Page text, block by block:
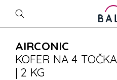
AIRCONIC
KOFER NA 4
| 2 KG